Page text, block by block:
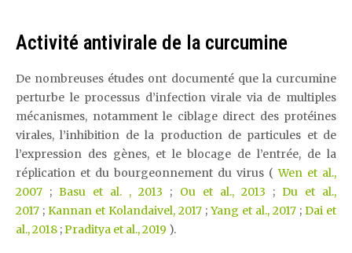
Activité antivirale de la curcumine
De nombreuses études ont documenté que la curcumine
perturbe le processus d’infection virale via de multiples
mécanismes, notamment le ciblage direct des protéines
virales, l’inhibition de la production de particules et de
l’expression des gènes, et le blocage de l’entrée, de la
réplication et du bourgeonnement du virus (Wen et al.,
2007 ;Basu et al. , 2013 ; Ou et al., 2013 ; Du et al.,
2017 ; Kannan et Kolandaivel, 2017 ; Yang et al., 2017 ; Dai et
al., 2018 ;Praditya et al., 2019 ).